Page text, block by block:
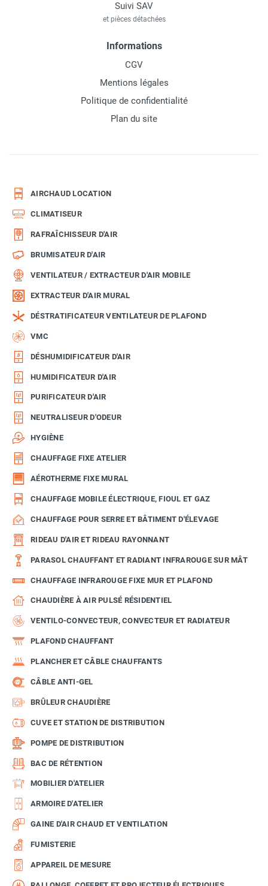
Suivi SAV
et pièces détachées
Informations
CGV
Mentions légales
Politique de confidentialité
Plan du site
AIRCHAUD LOCATION
CLIMATISEUR
RAFRAÎCHISSEUR D'AIR
BRUMISATEUR D'AIR
VENTILATEUR / EXTRACTEUR D'AIR MOBILE
EXTRACTEUR D'AIR MURAL
DÉSTRATIFICATEUR VENTILATEUR DE PLAFOND
VMC
DÉSHUMIDIFICATEUR D'AIR
HUMIDIFICATEUR D'AIR
PURIFICATEUR D'AIR
NEUTRALISEUR D'ODEUR
HYGIÈNE
CHAUFFAGE FIXE ATELIER
AÉROTHERME FIXE MURAL
CHAUFFAGE MOBILE ÉLECTRIQUE, FIOUL ET GAZ
CHAUFFAGE POUR SERRE ET BÂTIMENT D'ÉLEVAGE
RIDEAU D'AIR ET RIDEAU RAYONNANT
PARASOL CHAUFFANT ET RADIANT INFRAROUGE SUR MÂT
CHAUFFAGE INFRAROUGE FIXE MUR ET PLAFOND
CHAUDIÈRE À AIR PULSÉ RÉSIDENTIEL
VENTILO-CONVECTEUR, CONVECTEUR ET RADIATEUR
PLAFOND CHAUFFANT
PLANCHER ET CÂBLE CHAUFFANTS
CÂBLE ANTI-GEL
BRÛLEUR CHAUDIÈRE
CUVE ET STATION DE DISTRIBUTION
POMPE DE DISTRIBUTION
BAC DE RÉTENTION
MOBILIER D'ATELIER
ARMOIRE D'ATELIER
GAINE D'AIR CHAUD ET VENTILATION
FUMISTERIE
APPAREIL DE MESURE